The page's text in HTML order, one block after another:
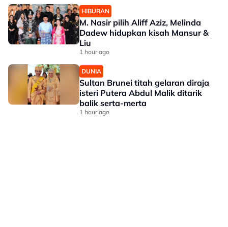
HIBURAN
M. Nasir pilih Aliff Aziz, Melinda
Dadew hidupkan kisah Mansur &
Liu
1 hour ago
DUNIA
Sultan Brunei titah gelaran diraja
isteri Putera Abdul Malik ditarik
balik serta-merta
1 hour ago